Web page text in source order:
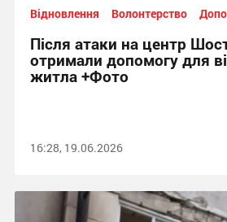
Відновлення Волонтерство
Після атаки на центр
отримали допомогу для
житла +Фото
16:28, 19.06.2026